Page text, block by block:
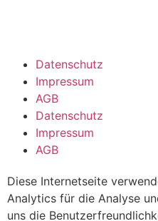
Datenschutz
Impressum
AGB
Datenschutz
Impressum
AGB
Diese Internetseite
Analytics für die Analyse
uns die